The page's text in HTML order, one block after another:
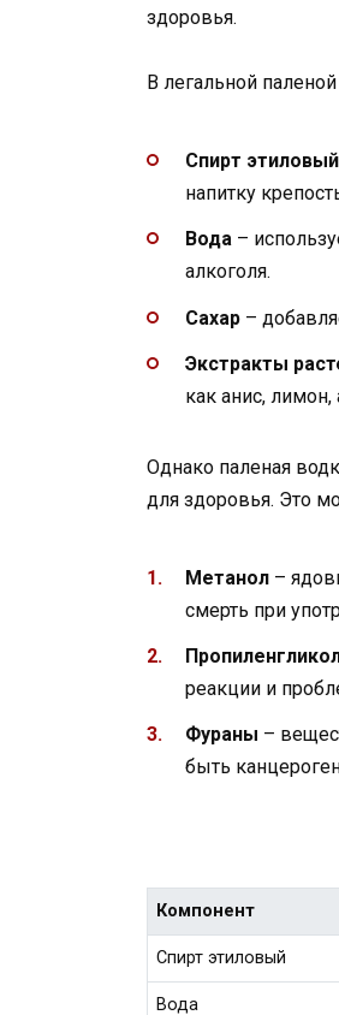
здоровья.
В легальной
Спирт этиловый
напитку
Вода –
алкоголя.
Сахар –
Экстракты
как анис, лимон,
Однако паленая
для здоровья. Это
Метанол –
смерть при
реакции и
Фураны –
быть
Компонент
Спирт этиловый
Вода